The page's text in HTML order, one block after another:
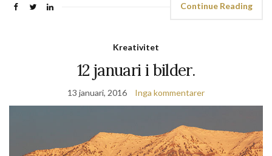
Continue Reading
Kreativitet
12 januari i bilder.
13 januari, 2016 Inga kommentarer